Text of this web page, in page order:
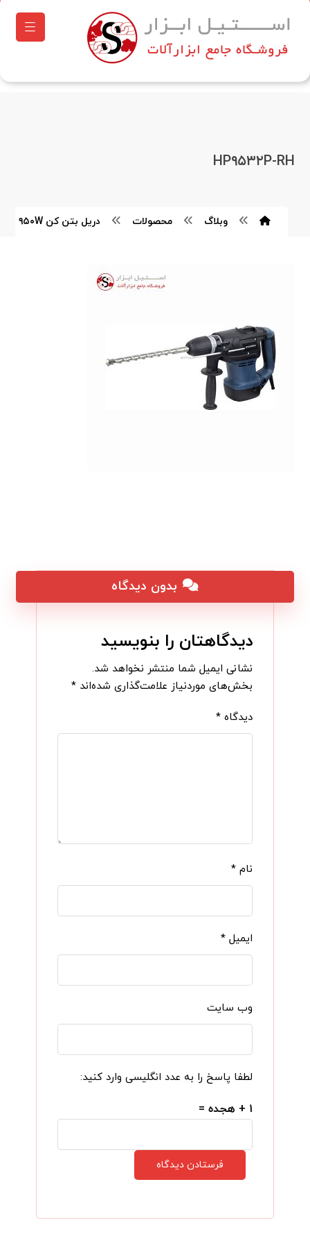
HP۹۵۳۲P-RH
وبلاگ محصولات دریل بتن کن SDS-Plus ۹۵۰W هیوندای مدل HP۹۵۳۲P-RH
بدون دیدگاه
دیدگاهتان را بنویسید
نشانی ایمیل شما منتشر نخواهد شد.
بخش‌های موردنیاز علامت‌گذاری شده‌اند*
دیدگاه*
نام*
ایمیل*
وب‌ سایت
لطفا پاسخ را به عدد انگلیسی وارد کنید:
۱ + هجده =